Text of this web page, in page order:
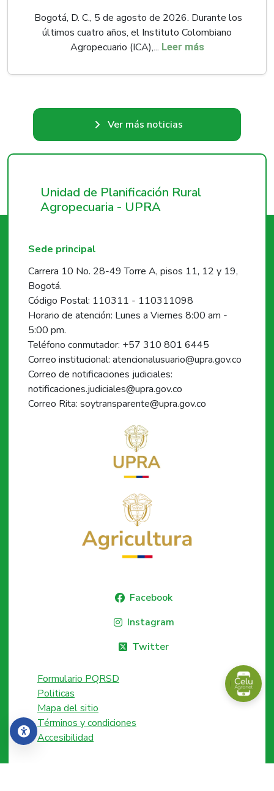
Accesibilidad
Bogotá, D. C., 5 de agosto de 2026. Durante los
últimos cuatro años, el Instituto Colombiano
Agropecuario (ICA),... Leer más
Ver más noticias
Unidad de Planificación Rural
Agropecuaria - UPRA
Sede principal
Carrera 10 No. 28-49 Torre A, pisos 11, 12 y 19,
Bogotá.
Código Postal: 110311 - 110311098
Horario de atención: Lunes a Viernes 8:00 am -
5:00 pm.
Teléfono conmutador: +57 310 801 6445
Correo institucional: atencionalusuario@upra.gov.co
Correo de notificaciones judiciales:
notificaciones.judiciales@upra.gov.co
Correo Rita: soytransparente@upra.gov.co
Facebook
Instagram
Twitter
Formulario PQRSD
Politicas
Mapa del sitio
Términos y condiciones
Accesibilidad